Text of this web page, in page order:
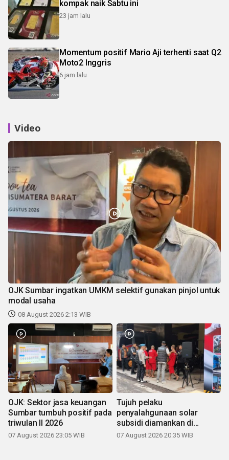
kompak naik Sabtu ini
23 jam lalu
Momentum positif Mario Aji terhenti saat Q2
Moto2 Inggris
6 jam lalu
Video
OJK Sumbar ingatkan UMKM selektif gunakan pinjol untuk
modal usaha
08 August 2026 2:13 WIB
OJK: Sektor jasa keuangan
Sumbar tumbuh positif pada
triwulan II 2026
07 August 2026 23:05 WIB
Tujuh pelaku
penyalahgunaan solar
subsidi diamankan di
Sumbar
07 August 2026 20:35 WIB